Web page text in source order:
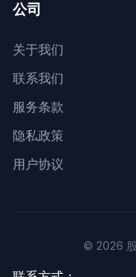
公司
关于我们
联系我们
服务条款
隐私政策
用户协议
© 2026 股